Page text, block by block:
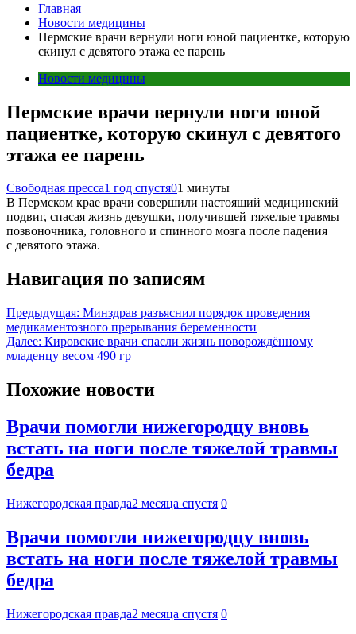
Главная
Новости медицины
Пермские врачи вернули ноги юной пациентке, которую
скинул с девятого этажа ее парень
Новости медицины
Пермские врачи вернули ноги юной
пациентке, которую скинул с девятого
этажа ее парень
Свободная пресса1 год спустя01 минуты
В Пермском крае врачи совершили настоящий медицинский
подвиг, спасая жизнь девушки, получившей тяжелые травмы
позвоночника, головного и спинного мозга после падения
с девятого этажа.
Навигация по записям
Предыдущая: Минздрав разъяснил порядок проведения
медикаментозного прерывания беременности
Далее: Кировские врачи спасли жизнь новорождённому
младенцу весом 490 гр
Похожие новости
Врачи помогли нижегородцу вновь
встать на ноги после тяжелой травмы
бедра
Нижегородская правда2 месяца спустя 0
Врачи помогли нижегородцу вновь
встать на ноги после тяжелой травмы
бедра
Нижегородская правда2 месяца спустя 0